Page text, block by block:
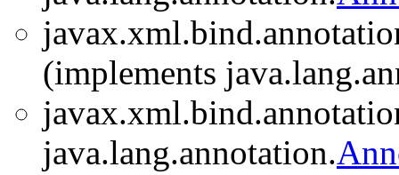
(implements
java.lang.annotation.